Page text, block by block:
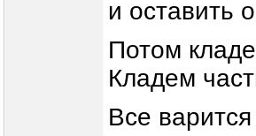
и оставить
Потом
Кладем
Все